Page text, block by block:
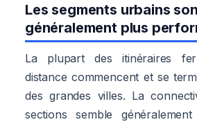
Les segments urbains
généralement plus
La plupart des itinéraires
distance commencent et se
des grandes villes. La
sections semble